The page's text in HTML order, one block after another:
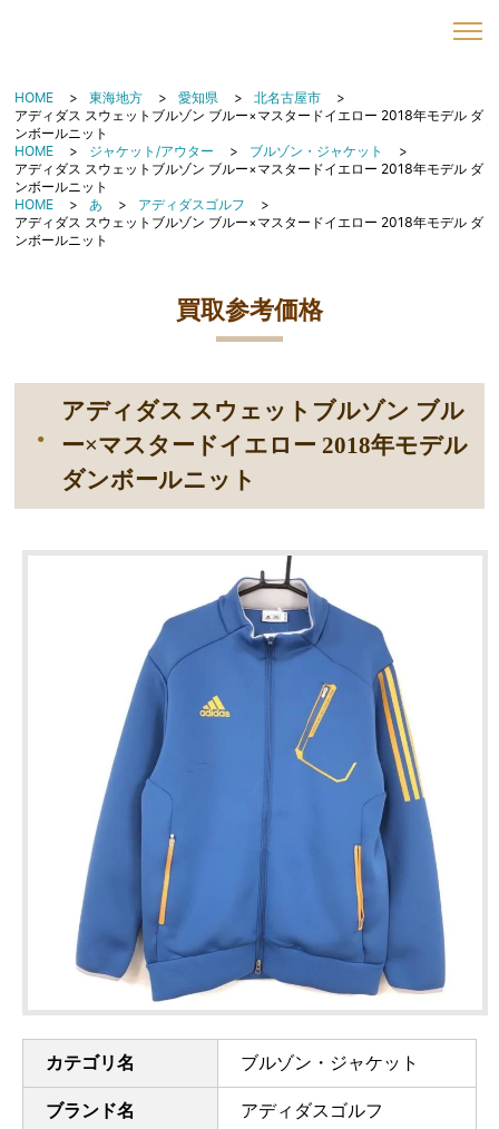
HOME 東海地方 愛知県
北名古屋市
アディダス スウェットブルゾン ブルー×マスタードイエロー 2018年モデル ダ
ンボールニット
HOME
ジャケット/アウター
ブルゾン・ジャケット
アディダス スウェットブルゾン ブルー×マスタードイエロー 2018年モデル ダ
ンボールニット
HOME
あ
アディダスゴルフ
アディダス スウェットブルゾン ブルー×マスタードイエロー 2018年モデル ダ
ンボールニット
買取参考価格
アディダス スウェットブルゾン ブル
ー×マスタードイエロー 2018年モデル
ダンボールニット
カテゴリ名 ブルゾン・ジャケット
ブランド名 アディダスゴルフ